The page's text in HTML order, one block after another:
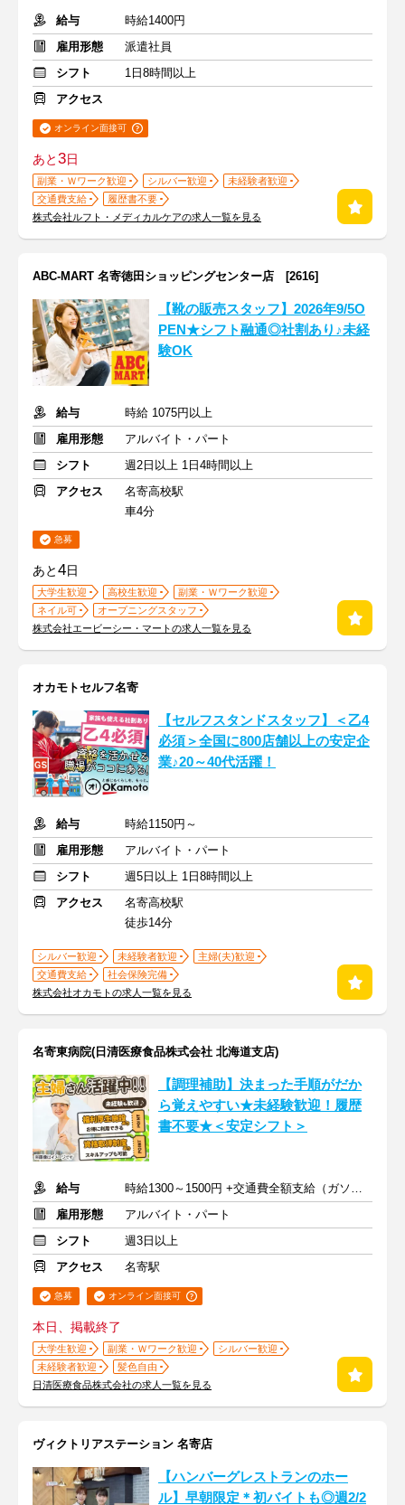
給与
時給1400円
雇用形態
派遣社員
シフト
1日8時間以上
アクセス
オンライン面接可
あと3日
副業・Ｗワーク歓迎 シルバー歓迎
未経験者歓迎
交通費支給
履歴書不要
株式会社ルフト・メディカルケアの求人一覧を見る
ABC-MART 名寄徳田ショッピングセンター店 [2616]
【靴の販売スタッフ】2026年9/5O
PEN★シフト融通◎社割あり♪未経
験OK
給与
時給 1075円以上
雇用形態
アルバイト・パート
シフト
週2日以上 1日4時間以上
アクセス
名寄高校駅
車4分
急募
あと4日
大学生歓迎 高校生歓迎
副業・Ｗワーク歓迎
ネイル可
オープニングスタッフ
株式会社エービーシー・マートの求人一覧を見る
オカモトセルフ名寄
【セルフスタンドスタッフ】＜乙4
必須＞全国に800店舗以上の安定企
業♪20～40代活躍！
給与
時給1150円～
雇用形態
アルバイト・パート
シフト
週5日以上 1日8時間以上
アクセス
名寄高校駅
徒歩14分
シルバー歓迎 未経験者歓迎
主婦(夫)歓迎
交通費支給
社会保険完備
株式会社オカモトの求人一覧を見る
名寄東病院(日清医療食品株式会社 北海道支店)
【調理補助】決まった手順がだか
ら覚えやすい★未経験歓迎！履歴
書不要★＜安定シフト＞
給与
時給1300～1500円 +交通費全額支給（ガソリン代も支給）
雇用形態
アルバイト・パート
シフト
週3日以上
アクセス
名寄駅
急募 オンライン面接可
本日、掲載終了
大学生歓迎 副業・Ｗワーク歓迎
シルバー歓迎
未経験者歓迎
髪色自由
日清医療食品株式会社の求人一覧を見る
ヴィクトリアステーション 名寄店
【ハンバーグレストランのホー
ル】早朝限定＊初バイトも◎週2/2